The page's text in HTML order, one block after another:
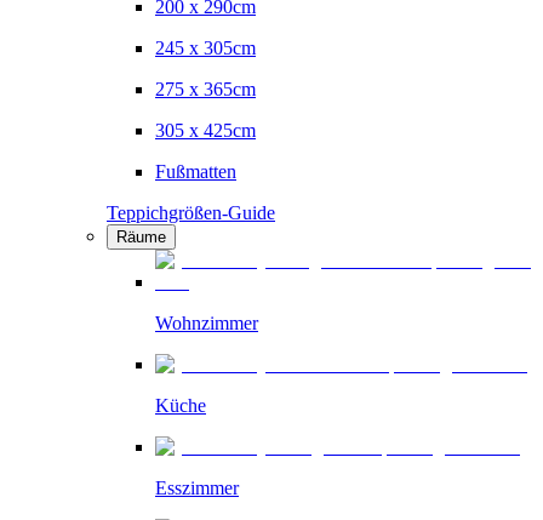
200 x 290cm
245 x 305cm
275 x 365cm
305 x 425cm
Fußmatten
Teppichgrößen-Guide
Räume
Wohnzimmer
Küche
Esszimmer